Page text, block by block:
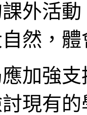
外活
然，
加強
現有